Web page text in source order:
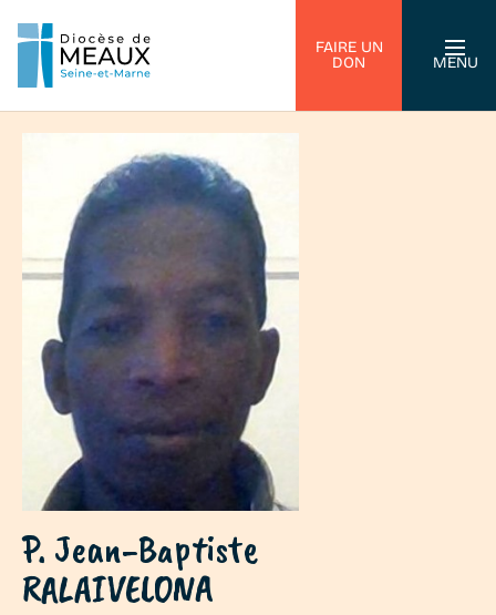
FAIRE UN
DON
MENU
P. Jean-Baptiste
RALAIVELONA